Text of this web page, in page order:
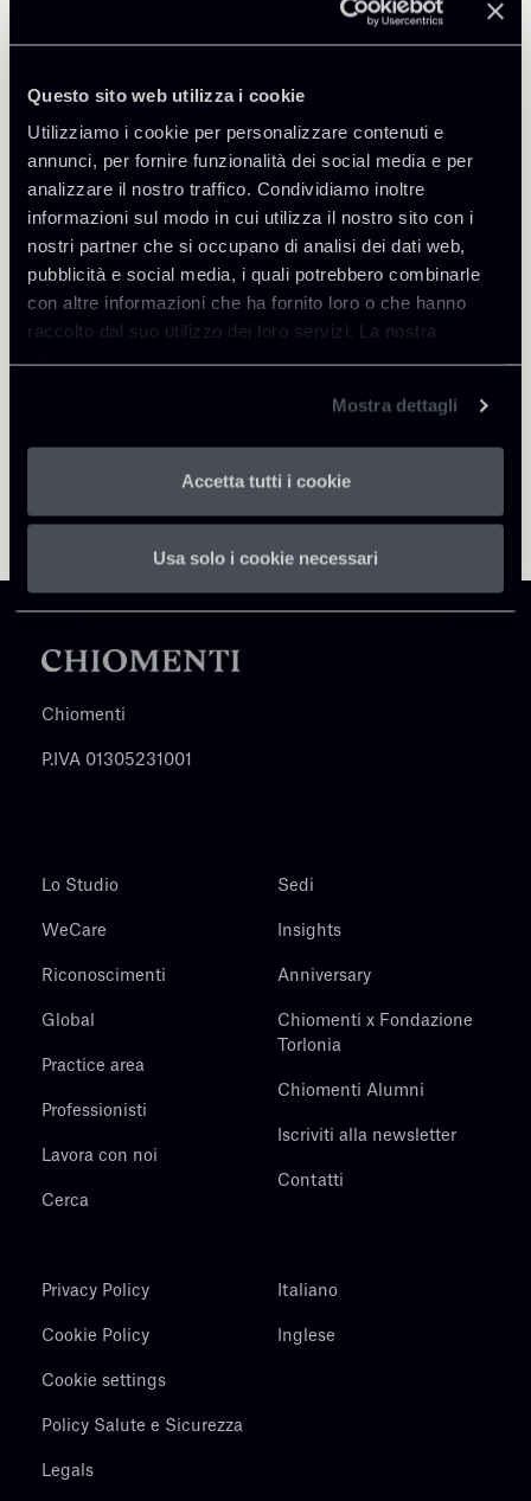
Questo sito web utilizza i cookie
Utilizziamo i cookie per personalizzare contenuti e
annunci, per fornire funzionalità dei social media e per
analizzare il nostro traffico. Condividiamo inoltre
informazioni sul modo in cui utilizza il nostro sito con i
nostri partner che si occupano di analisi dei dati web,
pubblicità e social media, i quali potrebbero combinarle
con altre informazioni che ha fornito loro o che hanno
raccolto dal suo utilizzo dei loro servizi. La nostra
informativa privacy è disponibilequi.
Mostra dettagli
Accetta tutti i cookie
Usa solo i cookie necessari
Torna agli Insights
Giacomo Rojas Elgueta
SEDI
Roma - Londra
Scopri il professionista
Chiomenti
P.IVA 01305231001
Lo Studio
WeCare
Riconoscimenti
Global
Practice area
Professionisti
Lavora con noi
Cerca
Sedi
Insights
Anniversary
Chiomenti x Fondazione
Torlonia
Chiomenti Alumni
Iscriviti alla newsletter
Contatti
Privacy Policy
Cookie Policy
Cookie settings
Policy Salute e Sicurezza
Legals
Italiano
Inglese